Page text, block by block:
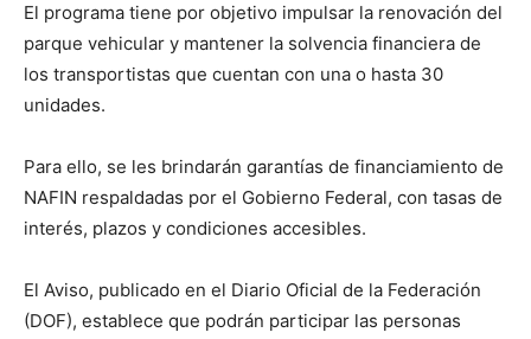
El programa tiene por objetivo impulsar la renovación del
parque vehicular y mantener la solvencia financiera de
los transportistas que cuentan con una o hasta 30
unidades.
Para ello, se les brindarán garantías de financiamiento de
NAFIN respaldadas por el Gobierno Federal, con tasas de
interés, plazos y condiciones accesibles.
El Aviso, publicado en el Diario Oficial de la Federación
(DOF), establece que podrán participar las personas